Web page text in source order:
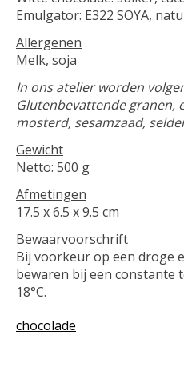
Emulgator: E322 SOYA,
Allergenen
Melk, soja
In ons atelier worden
Glutenbevattende granen,
mosterd, sesamzaad,
Gewicht
Netto: 500 g
Afmetingen
17.5 x 6.5 x 9.5 cm
Bewaarvoorschrift
Bij voorkeur op een droge
bewaren bij een constante
18°C.
chocolade